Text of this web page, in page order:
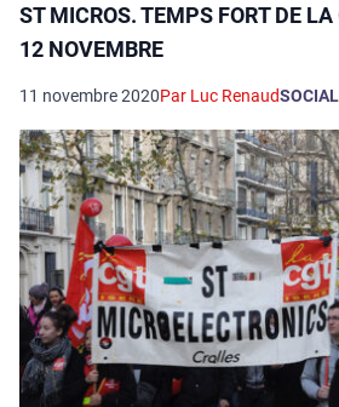
ST MICROS. TEMPS FORT DE LA
12 NOVEMBRE
11 novembre 2020Par Luc RenaudSOCIAL